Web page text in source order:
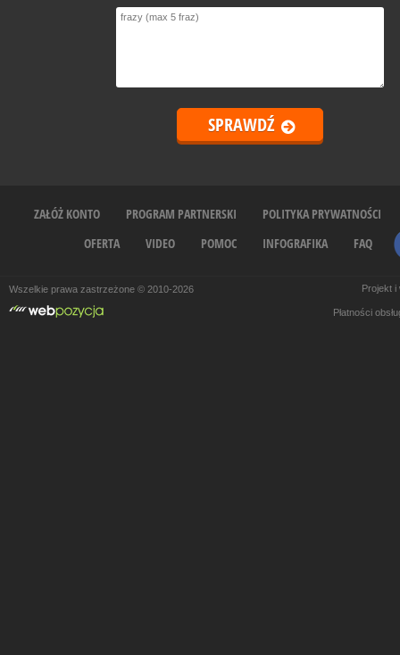
ZAŁÓŻ KONTO PROGRAM PARTNERSKI
POLITYKA PRYWATNOŚCI
OFERTA
VIDEO POMOC INFOGRAFIKA FAQ
Wszelkie prawa zastrzeżone © 2010-2026 Projekt
Płatności